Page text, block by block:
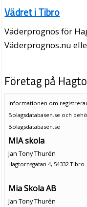
Vädret i Tibro
Väderprognos för
Väderprognos.nu
Företag på
Informationen om
Bolagsdatabasen.se och
Bolagsdatabasen.se
MIA skola
Jan Tony Thurén
Hagtornsgatan 4, 54332 Tibro
Mia Skola AB
Jan Tony Thurén